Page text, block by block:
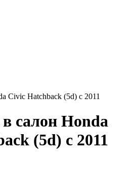
Civic Hatchback (5d) c 2011
салон Honda
(5d) c 2011